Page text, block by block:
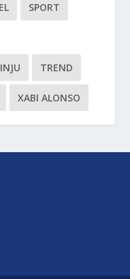
SPORT
TREND
XABI ALONSO